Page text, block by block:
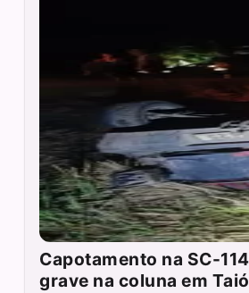
Capotamento na SC-
grave na coluna em Taió